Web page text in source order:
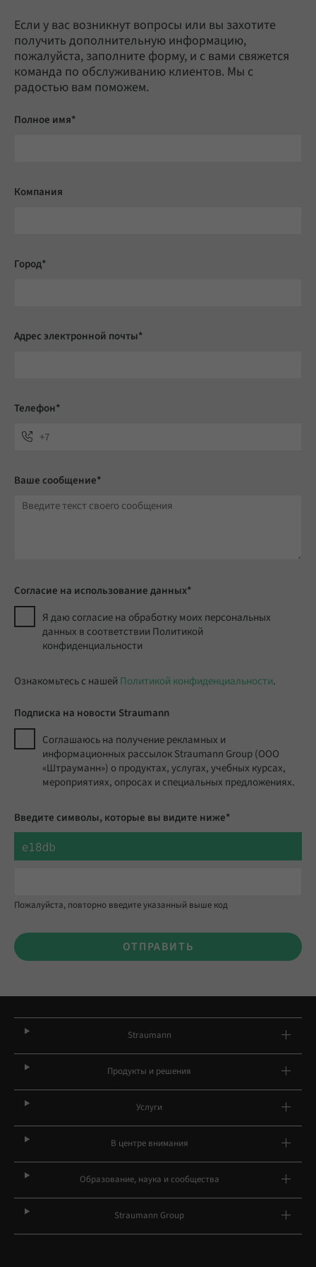
Если у вас возникнут вопросы или вы захотите
получить дополнительную информацию,
пожалуйста, заполните форму, и с вами свяжется
команда по обслуживанию клиентов. Мы с
радостью вам поможем.
Полное имя*
Компания
Город*
Адрес электронной почты*
Телефон*
Ваше сообщение*
Согласие на использование данных*
Я даю согласие на обработку моих персональных
данных в соответствии Политикой
конфиденциальности
Ознакомьтесь с нашей Политикой конфиденциальности.
Подписка на новости Straumann
Соглашаюсь на получение рекламных и
информационных рассылок Straumann Group (ООО
«Штрауманн») о продуктах, услугах, учебных курсах,
мероприятиях, опросах и специальных предложениях.
Введите символы, которые вы видите ниже*
Пожалуйста, повторно введите указанный выше код
ОТПРАВИТЬ
Straumann
Продукты и решения
Услуги
В центре внимания
Образование, наука и сообщества
Straumann Group